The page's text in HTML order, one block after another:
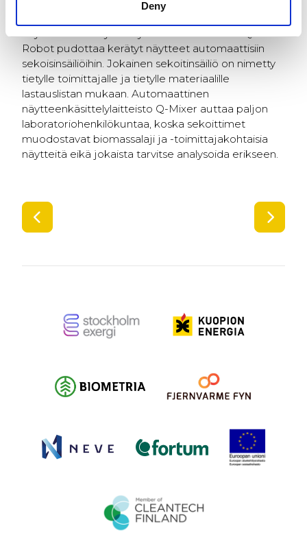
Deny
Robot pudottaa kerätyt näytteet automaattisiin
sekoisinsäiliöihin. Jokainen sekoitinsäiliö on nimetty
tietylle toimittajalle ja tietylle materiaalille
lastauslistan mukaan. Automaattinen
näytteenkäsittelylaitteisto Q-Mixer auttaa paljon
laboratoriohenkilökuntaa, koska sekoittimet
muodostavat biomassalaji ja -toimittajakohtaisia
näytteitä eikä jokaista tarvitse analysoida erikseen.